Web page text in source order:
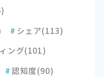
# シェア(113)
ング(101)
#認知度(90)